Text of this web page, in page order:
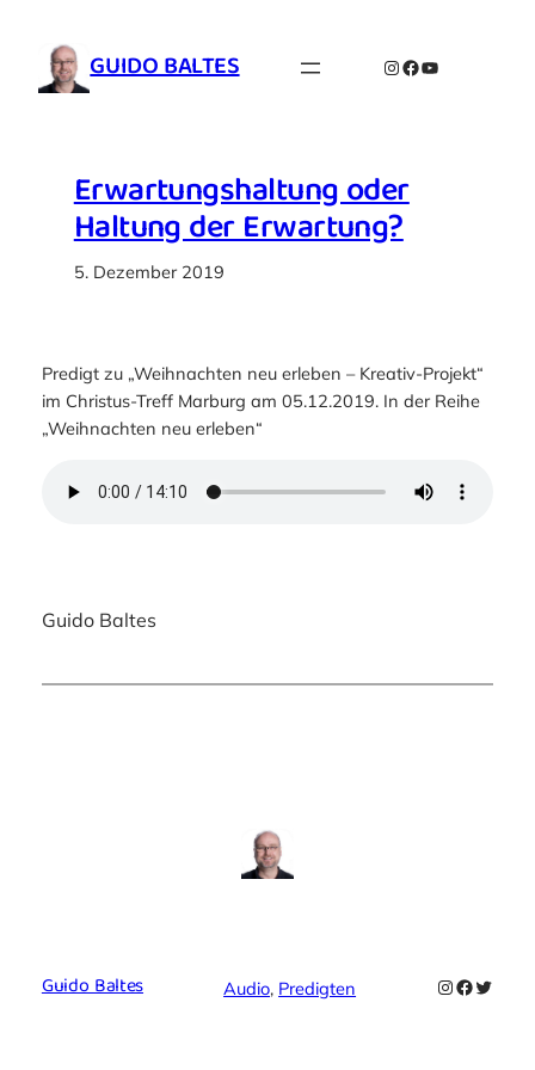
Inhalt
springen GUIDO BALTES Instagram
Facebook
YouTube
Erwartungshaltung oder
Haltung der Erwartung?
5. Dezember 2019
Predigt zu „Weihnachten neu erleben – Kreativ-Projekt“
im Christus-Treff Marburg am 05.12.2019. In der Reihe
„Weihnachten neu erleben“
Guido Baltes
Guido Baltes Audio, Predigten Instagram